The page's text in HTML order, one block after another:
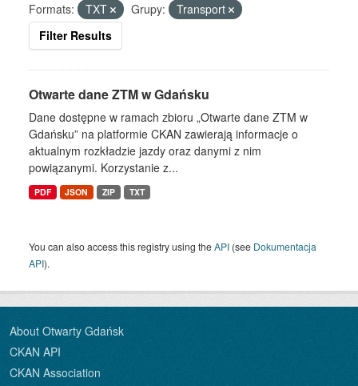
Formats:
TXT Grupy:
Transport
Filter Results
Otwarte dane ZTM w Gdańsku
Dane dostępne w ramach zbioru „Otwarte dane ZTM w
Gdańsku” na platformie CKAN zawierają informacje o
aktualnym rozkładzie jazdy oraz danymi z nim
powiązanymi. Korzystanie z...
PDF JSON ZIP TXT
You can also access this registry using theAPI (see Dokumentacja
API).
About Otwarty Gdańsk
CKAN API
CKAN Association